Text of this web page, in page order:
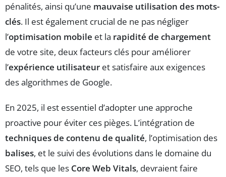
pénalités, ainsi qu’une mauvaise utilisation des mots-
clés. Il est également crucial de ne pas négliger
l’optimisation mobile et la rapidité de chargement
de votre site, deux facteurs clés pour améliorer
l’expérience utilisateur et satisfaire aux exigences
des algorithmes de Google.
En 2025, il est essentiel d’adopter une approche
proactive pour éviter ces pièges. L’intégration de
techniques de contenu de qualité, l’optimisation des
balises, et le suivi des évolutions dans le domaine du
SEO, tels que les Core Web Vitals, devraient faire